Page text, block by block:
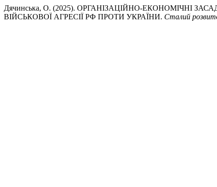
Дячинська, О. (2025). ОРГАНІЗАЦІЙНО-ЕКОНОМІЧНІ
ВІЙСЬКОВОЇ АГРЕСІЇ РФ ПРОТИ УКРАЇНИ. Сталий